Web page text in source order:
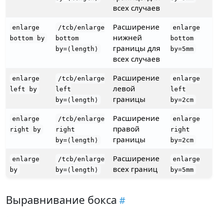
всех случаев
enlarge
bottom by
/tcb/enlarge
bottom
by=⟨length⟩
Расширение
нижней
границы для
всех случаев
enlarge
bottom
by=5mm
enlarge
left by
/tcb/enlarge
left
by=⟨length⟩
Расширение
левой
границы
enlarge
left
by=2cm
enlarge
right by
/tcb/enlarge
right
by=⟨length⟩
Расширение
правой
границы
enlarge
right
by=2cm
enlarge
by
/tcb/enlarge
by=⟨length⟩
Расширение
всех границ
enlarge
by=5mm
Выравнивание бокса